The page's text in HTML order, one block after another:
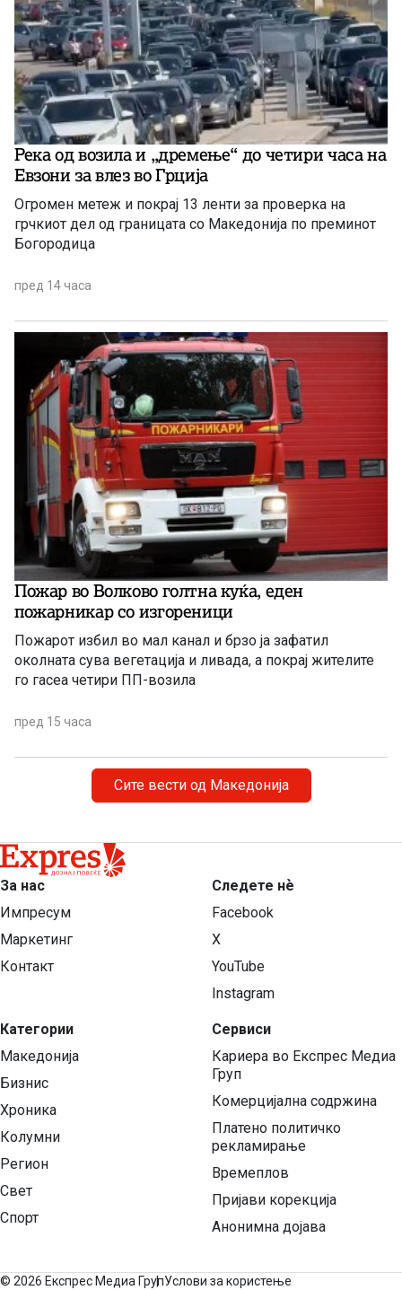
Река од возила и „дремење“ до четири часа на
Евзони за влез во Грција
Огромен метеж и покрај 13 ленти за проверка на
грчкиот дел од границата со Македонија по преминот
Богородица
пред 14 часа
Пожар во Волково голтна куќа, еден
пожарникар со изгореници
Пожарот избил во мал канал и брзо ја зафатил
околната сува вегетација и ливада, а покрај жителите
го гасеа четири ПП-возила
пред 15 часа
Сите вести од Македонија
За нас
Импресум
Маркетинг
Контакт
Категории
Македонија
Бизнис
Хроника
Колумни
Регион
Свет
Спорт
Следете нѐ
Facebook
X
YouTube
Instagram
Сервиси
Кариера во Експрес Медиа
Груп
Комерцијална содржина
Платено политичко
рекламирање
Времеплов
Пријави корекција
Анонимна дојава
© 2026 Експрес Медиа ГрупУслови за користење